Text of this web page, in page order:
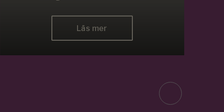
Läs mer